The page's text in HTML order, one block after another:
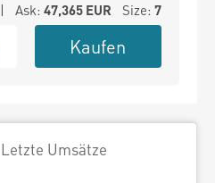
| Ask: 47,365EUR Size: 7
Kaufen
Letzte Umsätze